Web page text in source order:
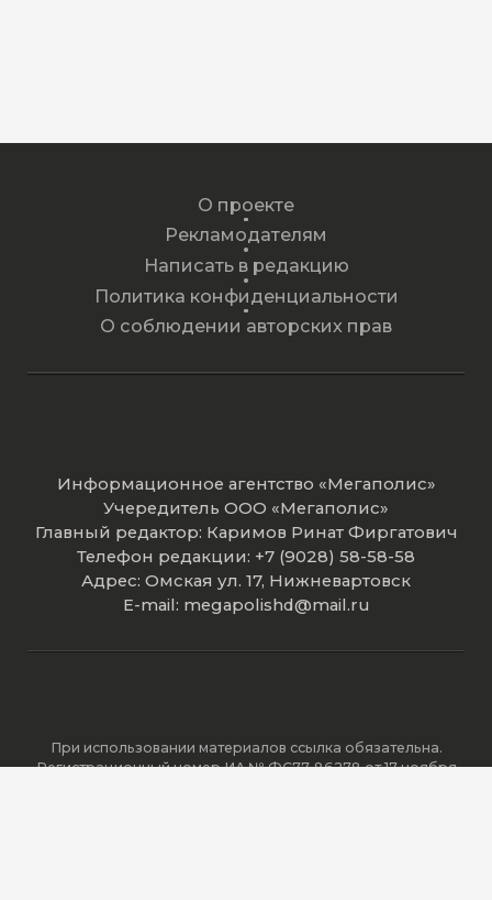
О проекте
Рекламодателям
Написать в редакцию
Политика конфиденциальности
О соблюдении авторских прав
Информационное агентство «Мегаполис»
Учередитель ООО «Мегаполис»
Главный редактор: Каримов Ринат Фиргатович
Телефон редакции: +7 (9028) 58-58-58
Адрес: Омская ул. 17, Нижневартовск
E-mail: megapolishd@mail.ru
При использовании материалов ссылка обязательна.
Регистрационный номер ИА № ФС77-86278 от 17 ноября